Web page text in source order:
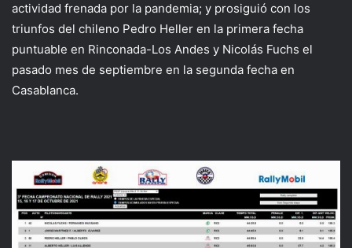
actividad frenada por la pandemia; y prosiguió con los
triunfos del chileno Pedro Heller en la primera fecha
puntuable en Rinconada-Los Andes y Nicolás Fuchs el
pasado mes de septiembre en la segunda fecha en
Casablanca.